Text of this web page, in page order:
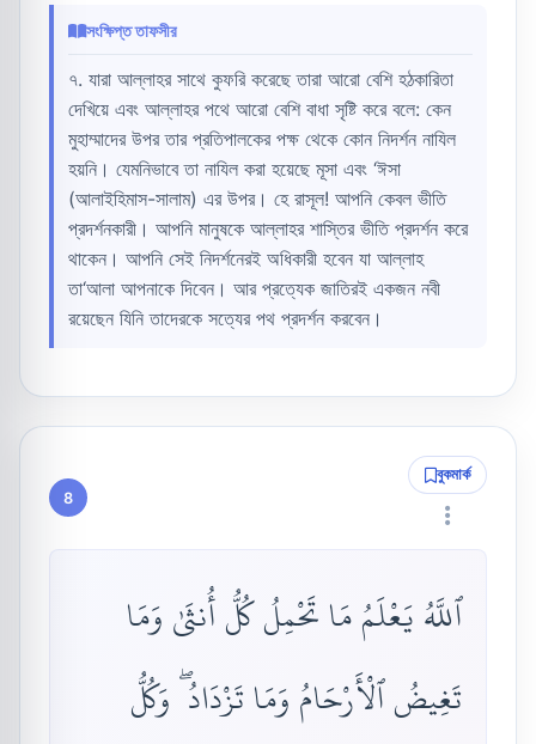
সংক্ষিপ্ত তাফসীর
৭. যারা আল্লাহর সাথে কুফরি করেছে তারা আরো বেশি হঠকারিতা
দেখিয়ে এবং আল্লাহর পথে আরো বেশি বাধা সৃষ্টি করে বলে: কেন
মুহাম্মাদের উপর তার প্রতিপালকের পক্ষ থেকে কোন নিদর্শন নাযিল
হয়নি। যেমনিভাবে তা নাযিল করা হয়েছে মূসা এবং ‘ঈসা
(আলাইহিমাস-সালাম) এর উপর। হে রাসূল! আপনি কেবল ভীতি
প্রদর্শনকারী। আপনি মানুষকে আল্লাহর শাস্তির ভীতি প্রদর্শন করে
থাকেন। আপনি সেই নিদর্শনেরই অধিকারী হবেন যা আল্লাহ
তা‘আলা আপনাকে দিবেন। আর প্রত্যেক জাতিরই একজন নবী
রয়েছেন যিনি তাদেরকে সত্যের পথ প্রদর্শন করবেন।
8
বুকমার্ক
ٱللَّهُ يَعْلَمُ مَا تَحْمِلُ كُلُّ أُنثَىٰ وَمَا
تَغِيضُ ٱلْأَرْحَامُ وَمَا تَزْدَادُ ۖ وَكُلُّ